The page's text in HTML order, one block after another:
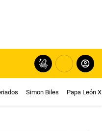
Simon Biles Papa León